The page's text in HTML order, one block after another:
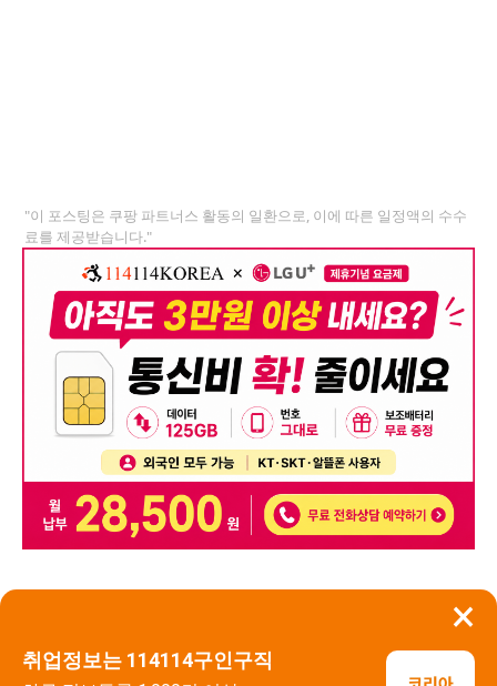
×
취업정보는 114114구인구직
"이 포스팅은 쿠팡 파트너스 활동의 일환으로, 이에 따른 일정액의 수수
료를 제공받습니다."